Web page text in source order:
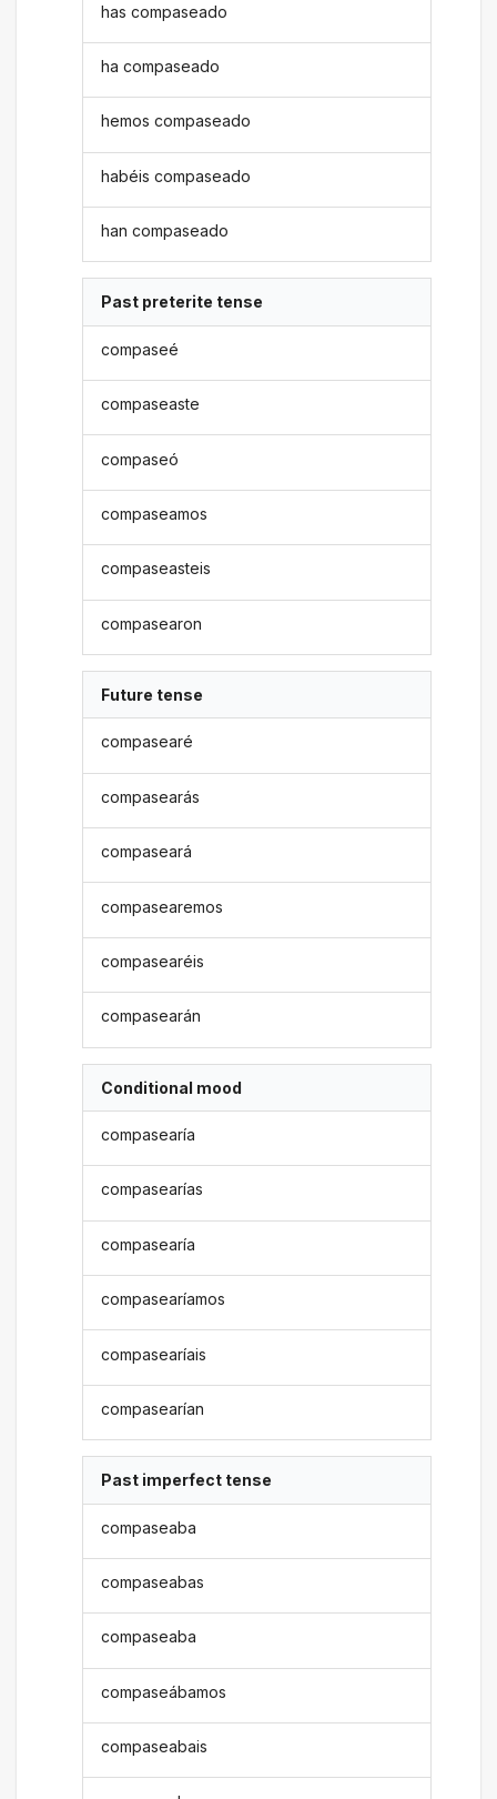
has compaseado
ha compaseado
hemos compaseado
habéis compaseado
han compaseado
Past preterite tense
compaseé
compaseaste
compaseó
compaseamos
compaseasteis
compasearon
Future tense
compasearé
compasearás
compaseará
compasearemos
compasearéis
compasearán
Conditional mood
compasearía
compasearías
compasearía
compasearíamos
compasearíais
compasearían
Past imperfect tense
compaseaba
compaseabas
compaseaba
compaseábamos
compaseabais